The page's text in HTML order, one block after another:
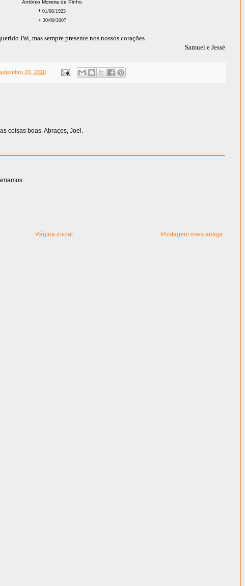
Antônio Moreira de Pinho
* 01/06/1923
+ 20/09/2007
Pai, mas sempre presente nos nossos corações.
Samuel e Jessé
20, 2010
coisas boas. Abraços, Joel.
Postagem mais antiga
Página inicial